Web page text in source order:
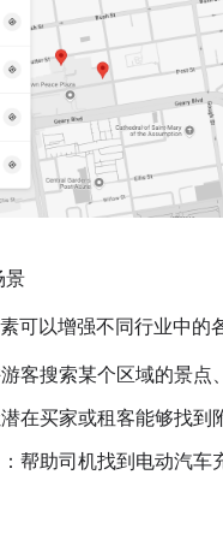
景
可以增强不同行业中的
游客搜索某个区域的景点
潜在买家或租客能够找到
：帮助司机找到电动汽车